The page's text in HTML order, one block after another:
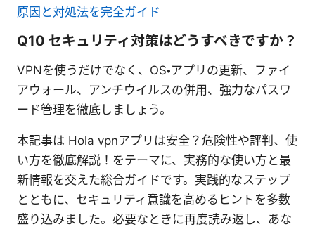
原因と対処法を完全ガイド
Q10 セキュリティ対策はどうすべきですか？
VPNを使うだけでなく、OS・アプリの更新、ファイ
アウォール、アンチウイルスの併用、強力なパスワ
ード管理を徹底しましょう。
本記事は Hola vpnアプリは安全？危険性や評判、使
い方を徹底解説！をテーマに、実務的な使い方と最
新情報を交えた総合ガイドです。実践的なステップ
とともに、セキュリティ意識を高めるヒントを多数
盛り込みました。必要なときに再度読み返し、あな